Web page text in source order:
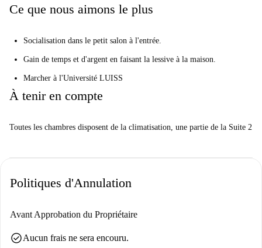
Ce que nous aimons le plus
Socialisation dans le petit salon à l'entrée.
Gain de temps et d'argent en faisant la lessive à la maison.
Marcher à l'Université LUISS
À tenir en compte
Toutes les chambres disposent de la climatisation, une partie de la Suite 2
Politiques d'Annulation
Avant Approbation du Propriétaire
check_circleAucun frais ne sera encouru.